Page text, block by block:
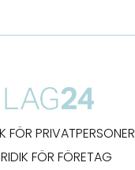
FÖR PRIVATPERSONER
FÖR FÖRETAG